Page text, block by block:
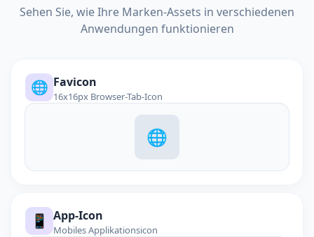
Sehen Sie, wie Ihre Marken-Assets in verschiedenen
Anwendungen funktionieren
🌐 Favicon
16x16px Browser-Tab-Icon
🌐
📱 App-Icon
Mobiles Applikationsicon